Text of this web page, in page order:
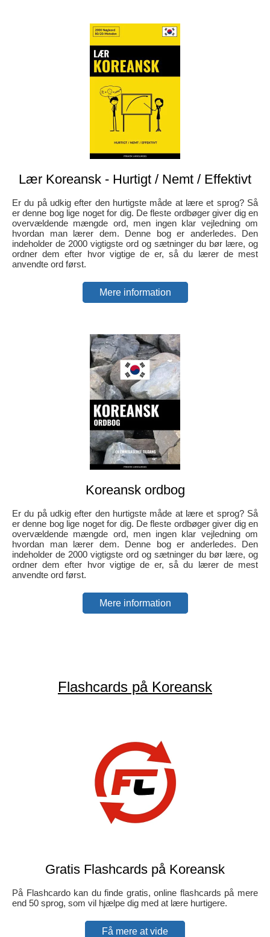
Lær Koreansk - Hurtigt / Nemt / Effektivt
Er du på udkig efter den hurtigste måde at lære et sprog? Så
er denne bog lige noget for dig. De fleste ordbøger giver dig en
overvældende mængde ord, men ingen klar vejledning om
hvordan man lærer dem. Denne bog er anderledes. Den
indeholder de 2000 vigtigste ord og sætninger du bør lære, og
ordner dem efter hvor vigtige de er, så du lærer de mest
anvendte ord først.
Mere information
Koreansk ordbog
Er du på udkig efter den hurtigste måde at lære et sprog? Så
er denne bog lige noget for dig. De fleste ordbøger giver dig en
overvældende mængde ord, men ingen klar vejledning om
hvordan man lærer dem. Denne bog er anderledes. Den
indeholder de 2000 vigtigste ord og sætninger du bør lære, og
ordner dem efter hvor vigtige de er, så du lærer de mest
anvendte ord først.
Mere information
Flashcards på Koreansk
Gratis Flashcards på Koreansk
På Flashcardo kan du finde gratis, online flashcards på mere
end 50 sprog, som vil hjælpe dig med at lære hurtigere.
Få mere at vide